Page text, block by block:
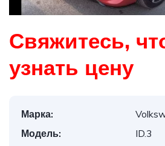
Свяжитесь,
узнать цену
Марка:
Модель:
ID.3